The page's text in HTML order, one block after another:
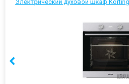
Электрический духовой шкаф Korting